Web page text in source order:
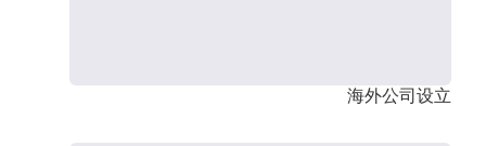
海外公司设立